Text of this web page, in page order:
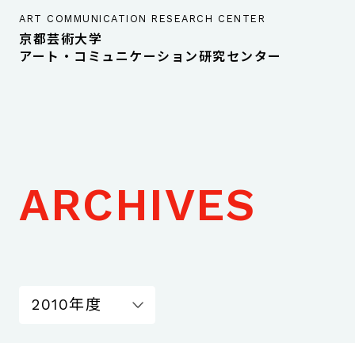
ART COMMUNICATION RESEARCH CENTER
京都芸術大学
アート・コミュニケーション研究センター
ARCHIVES
2010年度